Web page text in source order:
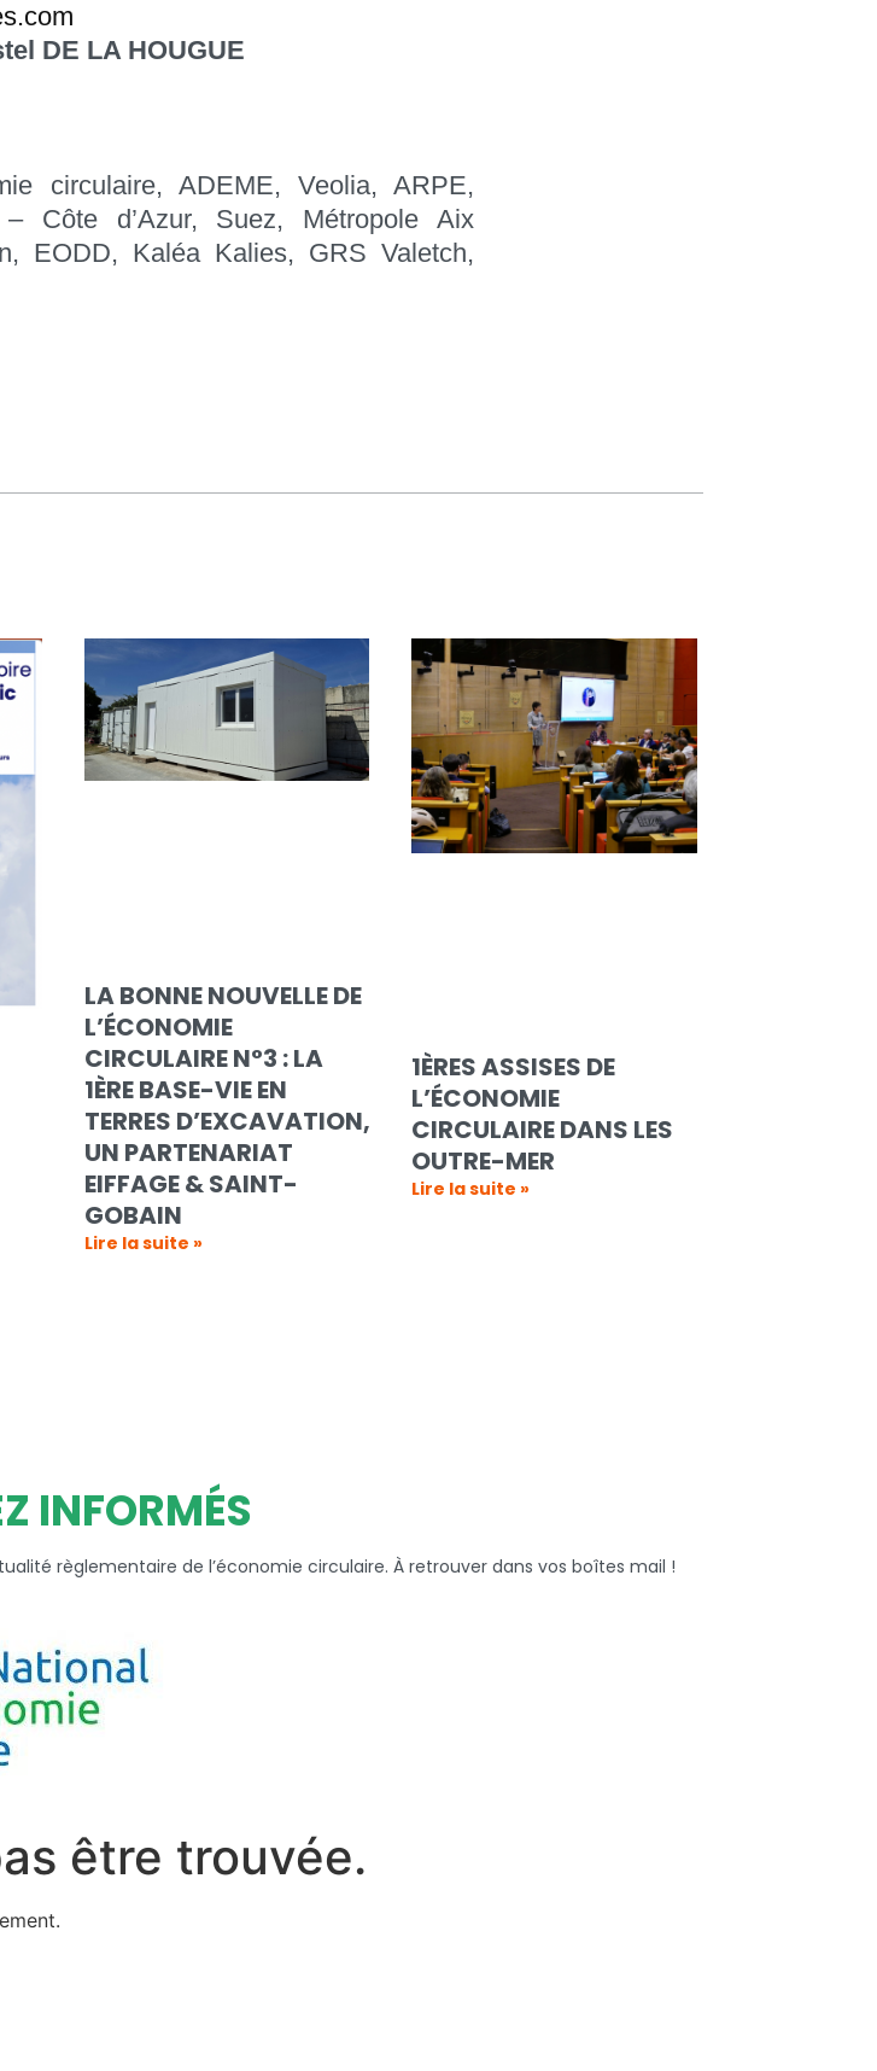
DE LA HOUGUE
circulaire, ADEME, Veolia, ARPE,
Côte d’Azur, Suez, Métropole Aix
EODD, Kaléa Kalies, GRS Valetch,
LA BONNE NOUVELLE DE
L’ÉCONOMIE
CIRCULAIRE N°3 : LA
1ÈRE BASE-VIE EN
TERRES D’EXCAVATION,
UN PARTENARIAT
EIFFAGE & SAINT-
GOBAIN
Lire la suite »
1ÈRES ASSISES DE
L’ÉCONOMIE
CIRCULAIRE DANS LES
OUTRE-MER
Lire la suite »
INFORMÉS
règlementaire de l’économie circulaire. À retrouver dans vos boîtes mail !